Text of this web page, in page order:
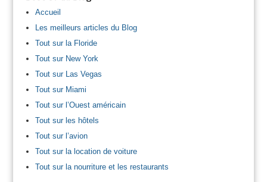
Accueil
Les meilleurs articles du Blog
Tout sur la Floride
Tout sur New York
Tout sur Las Vegas
Tout sur Miami
Tout sur l’Ouest américain
Tout sur les hôtels
Tout sur l’avion
Tout sur la location de voiture
Tout sur la nourriture et les restaurants